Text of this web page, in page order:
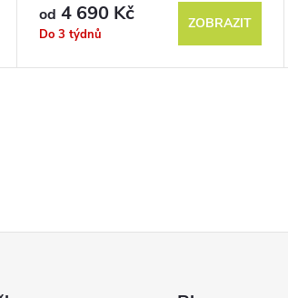
od 4 690 Kč
Do 3 týdnů
ZOBRAZIT